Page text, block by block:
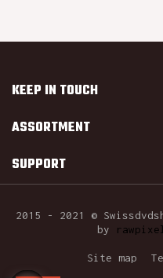
KEEP IN TOUCH
ASSORTMENT
SUPPORT
2015 - 2021 ©
by
Site map